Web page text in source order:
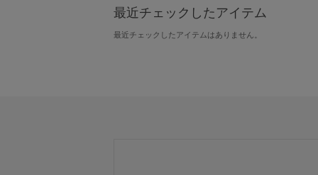
最近チェックしたアイテム
最近チェックしたアイテムはありません。